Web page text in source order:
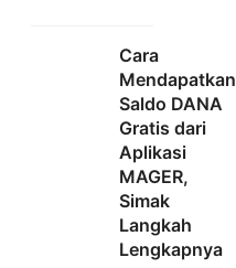
Cara
Mendapatkan
Saldo DANA
Gratis dari
Aplikasi
MAGER,
Simak
Langkah
Lengkapnya